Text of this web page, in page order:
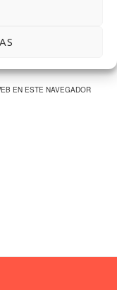
EN ESTE NAVEGADOR